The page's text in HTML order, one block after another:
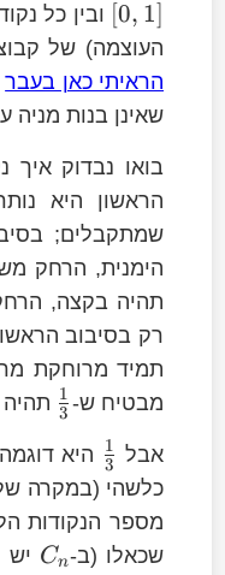
[0, 1] ובין כל
העוצמה) של
הראיתי כאן בעבר
שאינן בנות מניה
בואו נבדוק
\frac{1}
{3}
הראשון היא
שמתקבלים;
הימנית, הרחק
תהיה בקצה,
\frac{1}
{3}
רק בסיבוב
תמיד מרוחקת
מבטיח ש- 3
1
אבל 3
1 היא
כלשהי (במקרה
מספר הנקודות
2^{n+1}
שכאלו (ב- Cn יש